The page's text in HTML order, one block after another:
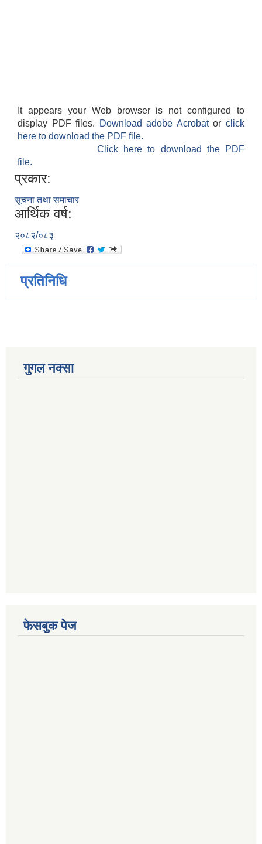
It appears your Web browser is not configured to
display PDF files.
Download adobe Acrobatorclick
here to download the PDF file.
Click here to download the PDF
file.
प्रकार:
सूचना तथा समाचार
आर्थिक वर्ष:
२०८२/०८३
प्रतिनिधि
गुगल नक्सा
फेसबुक पेज